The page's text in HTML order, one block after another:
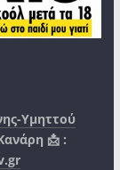
Υμηττού
📩 :